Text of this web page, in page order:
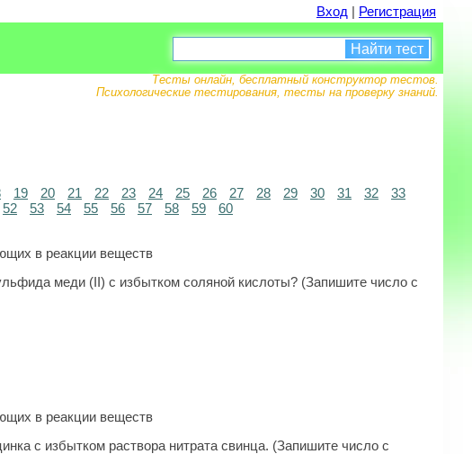
Вход | Регистрация
Тесты онлайн, бесплатный конструктор тестов.
Психологические тестирования, тесты на проверку знаний.
Найти тест
19 20 21 22 23 24 25 26 27 28 29 30 31 32
33
52 53 54 55 56 57 58 59
60
в ре­ак­ции веществ
меди (II) с избытком соляной кислоты? (Запишите число с
в ре­ак­ции веществ
с избытком раствора нитрата свинца. (Запишите число с